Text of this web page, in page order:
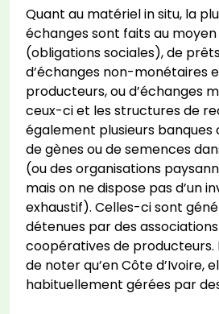
Quant au matériel in situ, la
échanges sont faits au
(obligations sociales), de
d’échanges non-monétaires
producteurs, ou d’échanges
ceux-ci et les structures de
également plusieurs
de gènes ou de semences
(ou des organisations
mais on ne dispose pas d’un
exhaustif). Celles-ci sont
détenues par des
coopératives de producteurs.
de noter qu’en Côte d’Ivoire,
habituellement gérées par